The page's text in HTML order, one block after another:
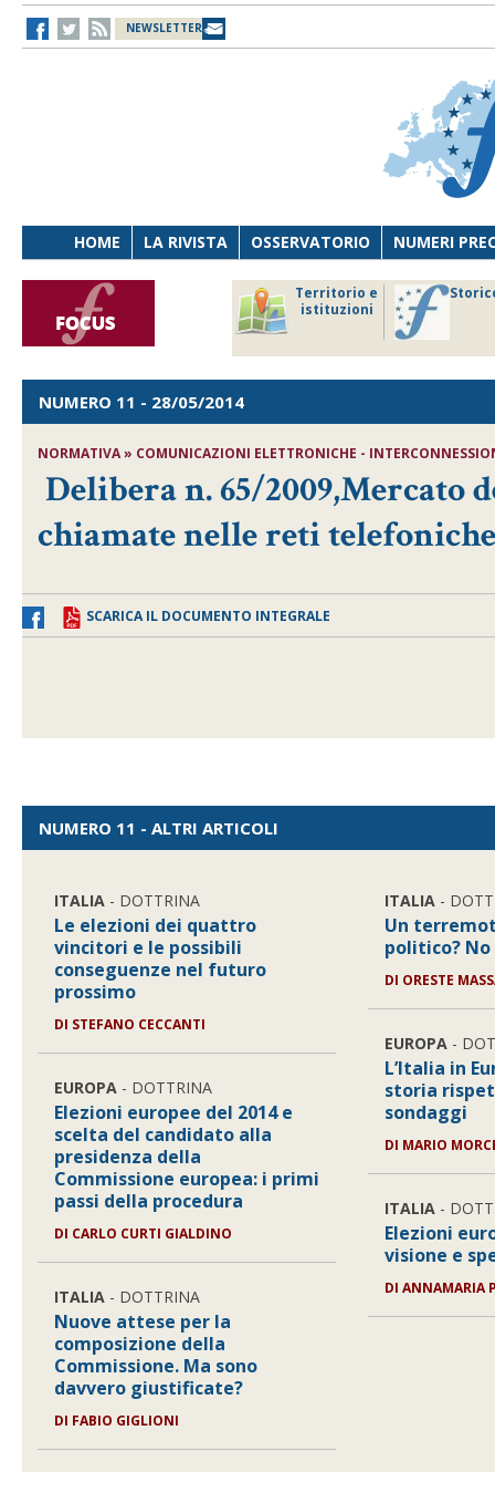
NEWSLETTER
HOME LA RIVISTA OSSERVATORIO NUMERI
Territorio e
istituzioni
NUMERO 11 - 28/05/2014
NORMATIVA » COMUNICAZIONI ELETTRONICHE -
Delibera n. 65/2009,Mercato
chiamate nelle reti
SCARICA IL DOCUMENTO INTEGRALE
NUMERO 11 - ALTRI ARTICOLI
ITALIA - DOTTRINA
Le elezioni dei quattro
vincitori e le possibili
conseguenze nel futuro
prossimo
DI STEFANO CECCANTI
EUROPA - DOTTRINA
Elezioni europee del 2014 e
scelta del candidato alla
presidenza della
Commissione europea: i primi
passi della procedura
DI CARLO CURTI GIALDINO
ITALIA - DOTTRINA
Nuove attese per la
composizione della
Commissione. Ma sono
davvero giustificate?
DI FABIO GIGLIONI
ITALIA -
Un
politico? No
DI ORESTE
EUROPA -
L’Italia in
storia
sondaggi
DI MARIO
ITALIA -
Elezioni
visione e
DI ANNAMARIA